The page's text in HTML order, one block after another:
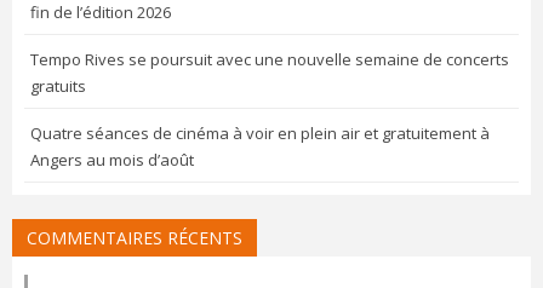
fin de l’édition 2026
Tempo Rives se poursuit avec une nouvelle semaine de concerts
gratuits
Quatre séances de cinéma à voir en plein air et gratuitement à
Angers au mois d’août
COMMENTAIRES RÉCENTS